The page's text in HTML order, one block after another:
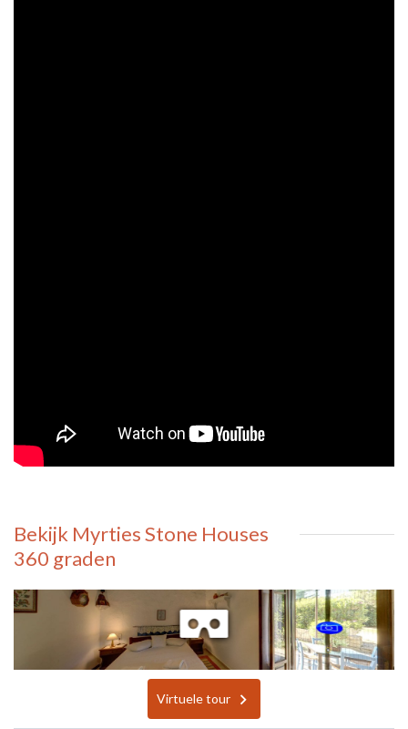
Bekijk Myrties Stone Houses
360 graden
Virtuele tour